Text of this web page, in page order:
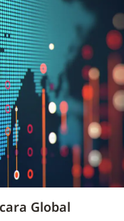
Global